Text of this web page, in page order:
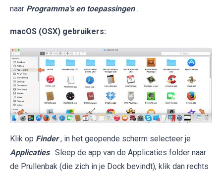
naar Programma's en toepassingen .
macOS (OSX) gebruikers:
Klik op Finder , in het geopende scherm selecteer je
Applicaties . Sleep de app van de Applicaties folder naar
de Prullenbak (die zich in je Dock bevindt), klik dan rechts